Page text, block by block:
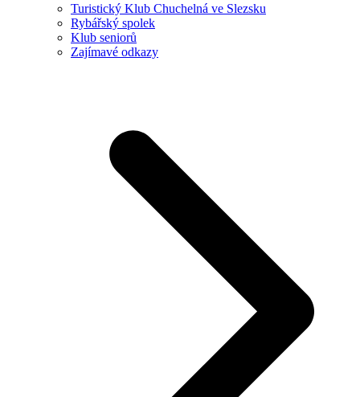
Turistický Klub Chuchelná ve Slezsku
Rybářský spolek
Klub seniorů
Zajímavé odkazy